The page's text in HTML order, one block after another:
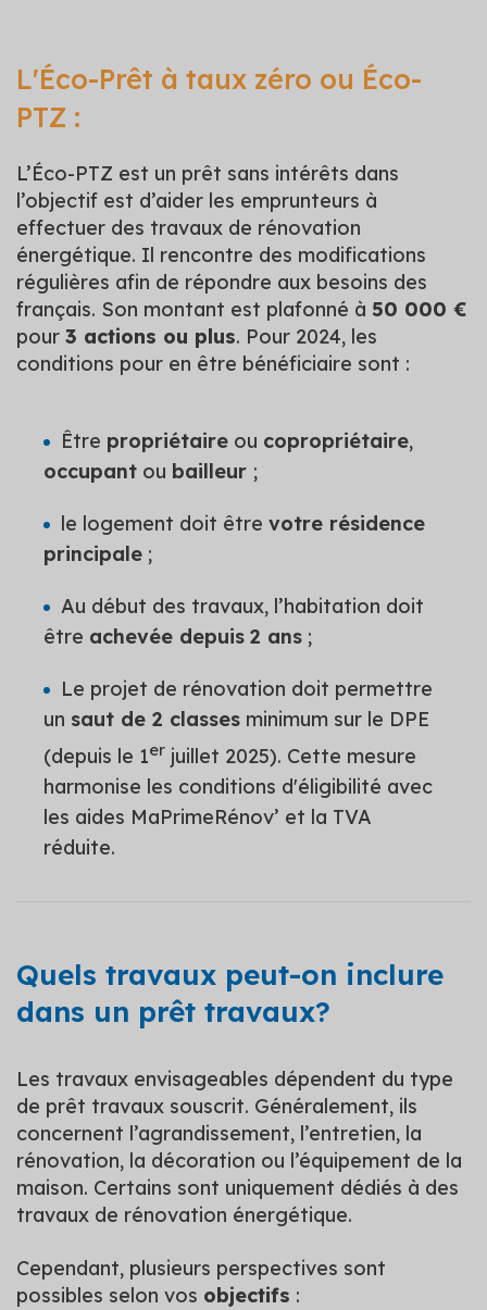
L'Éco-Prêt à taux zéro ou Éco-
PTZ :
L’Éco-PTZ est un prêt sans intérêts dans
l’objectif est d’aider les emprunteurs à
effectuer des travaux de rénovation
énergétique. Il rencontre des modifications
régulières afin de répondre aux besoins des
français. Son montant est plafonné à 50 000 €
pour 3 actions ou plus. Pour 2024, les
conditions pour en être bénéficiaire sont :
Être propriétaire ou copropriétaire,
occupant ou bailleur ;
le logement doit être votre résidence
principale ;
Au début des travaux, l’habitation doit
être achevée depuis 2 ans ;
Le projet de rénovation doit permettre
un saut de 2 classes minimum sur le DPE
(depuis le 1er juillet 2025). Cette mesure
harmonise les conditions d'éligibilité avec
les aides MaPrimeRénov’ et la TVA
réduite.
Quels travaux peut-on inclure
dans un prêt travaux?
Les travaux envisageables dépendent du type
de prêt travaux souscrit. Généralement, ils
concernent l’agrandissement, l’entretien, la
rénovation, la décoration ou l’équipement de la
maison. Certains sont uniquement dédiés à des
travaux de rénovation énergétique.
Cependant, plusieurs perspectives sont
possibles selon vos objectifs :